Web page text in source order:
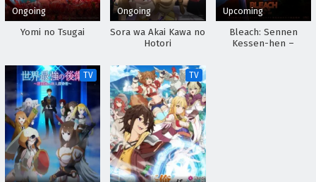
Ongoing
Yomi no Tsugai
Ongoing
Sora wa Akai Kawa no
Hotori
Upcoming
Bleach: Sennen
Kessen-hen –
TV TV